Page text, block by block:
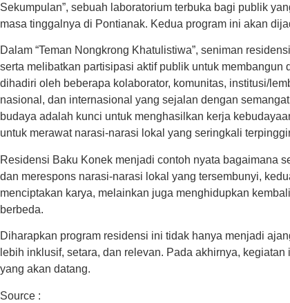
Sekumpulan”, sebuah laboratorium terbuka bagi publik
masa tinggalnya di Pontianak. Kedua program ini akan
Dalam “Teman Nongkrong Khatulistiwa”, seniman
serta melibatkan partisipasi aktif publik untuk
dihadiri oleh beberapa kolaborator, komunitas, institusi/
nasional, dan internasional yang sejalan dengan
budaya adalah kunci untuk menghasilkan kerja
untuk merawat narasi-narasi lokal yang seringkali
Residensi Baku Konek menjadi contoh nyata bagaimana
dan merespons narasi-narasi lokal yang tersembunyi,
menciptakan karya, melainkan juga menghidupkan
berbeda.
Diharapkan program residensi ini tidak hanya menjadi
lebih inklusif, setara, dan relevan. Pada akhirnya,
yang akan datang.
Source :